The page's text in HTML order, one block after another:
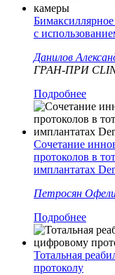
с
Данилов
ГРАН-ПРИ
Подробнее
Сочетание
протоколов в
имплантатах
Петросян
Подробнее
Тотальная
протоколу